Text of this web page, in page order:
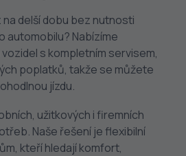
delší dobu bez nutnosti
automobilu? Nabízíme
s kompletním servisem,
poplatků, takže se můžete
jízdu.
užitkových i firemních
Naše řešení je flexibilní
kteří hledají komfort,